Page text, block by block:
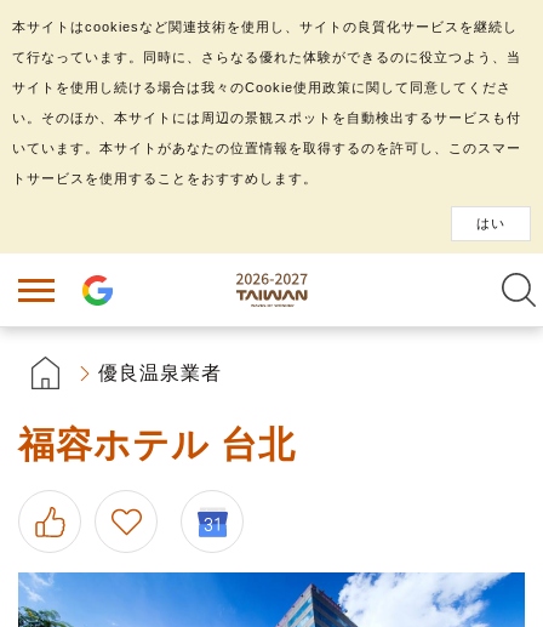
優良温泉業者
福容ホテル 台北
本サイトはcookiesなど関連技術を使用し、サイトの良質化サービスを継続し
て行なっています。同時に、さらなる優れた体験ができるのに役立つよう、当
サイトを使用し続ける場合は我々のCookie使用政策に関して同意してくださ
い。そのほか、本サイトには周辺の景観スポットを自動検出するサービスも付
いています。本サイトがあなたの位置情報を取得するのを許可し、このスマー
トサービスを使用することをおすすめします。
はい